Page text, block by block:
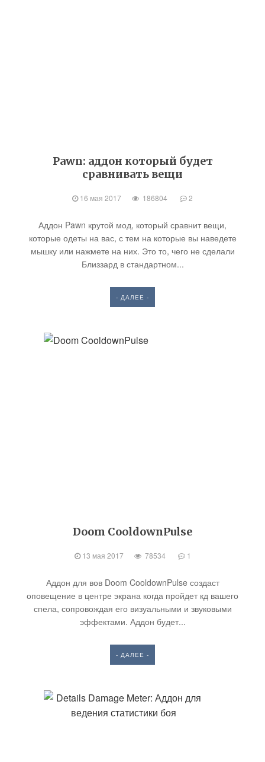
Pawn: аддон который будет
сравнивать вещи
16 мая 2017 186804 2
Аддон Pawn крутой мод, который сравнит вещи,
которые одеты на вас, с тем на которые вы наведете
мышку или нажмете на них. Это то, чего не сделали
Близзард в стандартном...
- ДАЛЕЕ -
Doom CooldownPulse
13 мая 2017 78534 1
Аддон для вов Doom CooldownPulse создаст
оповещение в центре экрана когда пройдет кд вашего
спела, сопровождая его визуальными и звуковыми
эффектами. Аддон будет...
- ДАЛЕЕ -